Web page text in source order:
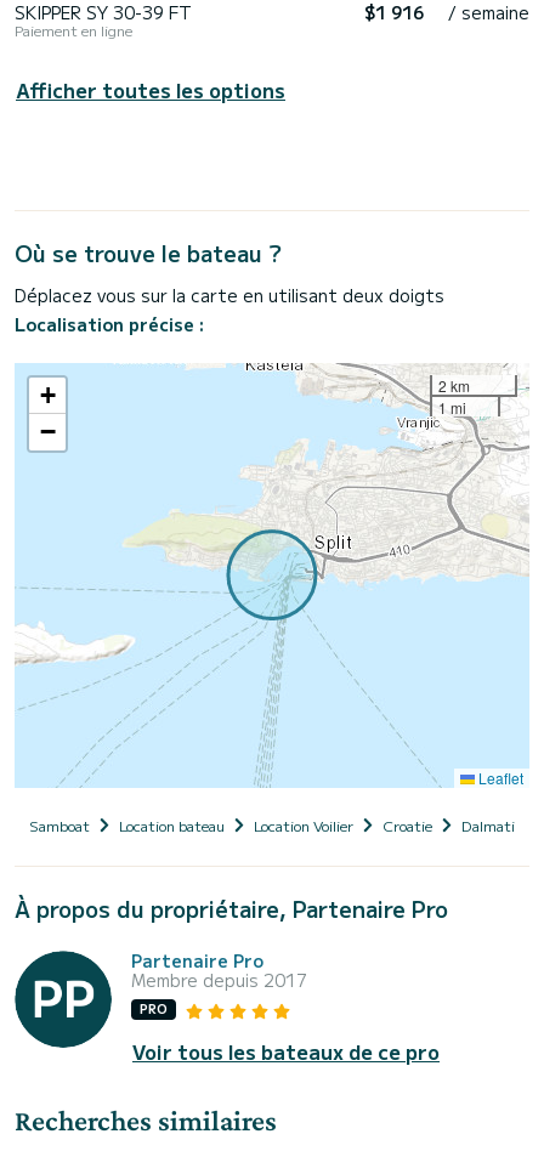
SKIPPER SY 30-39 FT
Paiement en ligne
$1 916 / semaine
Afficher toutes les options
Où se trouve le bateau ?
Déplacez vous sur la carte en utilisant deux doigts
Localisation précise :
+
−
2 km
1 mi
Leaflet
Samboat Location bateau Location Voilier Croatie Dalmatie
À propos du propriétaire, Partenaire Pro
Partenaire Pro
Membre depuis 2017
PRO
Voir tous les bateaux de ce pro
Recherches similaires